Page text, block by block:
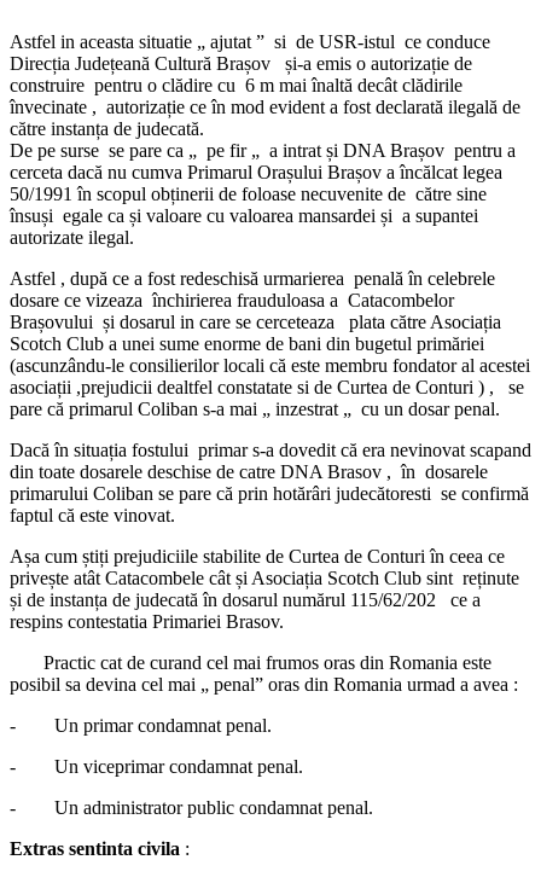
Astfel in aceasta situatie „ ajutat ” si de USR-istul ce conduce
Direcția Județeană Cultură Brașov și-a emis o autorizație de
construire pentru o clădire cu 6 m mai înaltă decât clădirile
învecinate , autorizație ce în mod evident a fost declarată ilegală de
către instanța de judecată.
De pe surse se pare ca „ pe fir „ a intrat și DNA Brașov pentru a
cerceta dacă nu cumva Primarul Orașului Brașov a încălcat legea
50/1991 în scopul obținerii de foloase necuvenite de către sine
însuși egale ca și valoare cu valoarea mansardei și a supantei
autorizate ilegal.
Astfel , după ce a fost redeschisă urmarierea penală în celebrele
dosare ce vizeaza închirierea frauduloasa a Catacombelor
Brașovului și dosarul in care se cerceteaza plata către Asociația
Scotch Club a unei sume enorme de bani din bugetul primăriei
(ascunzându-le consilierilor locali că este membru fondator al acestei
asociații ,prejudicii dealtfel constatate si de Curtea de Conturi ) , se
pare că primarul Coliban s-a mai „ inzestrat „ cu un dosar penal.
Dacă în situația fostului primar s-a dovedit că era nevinovat scapand
din toate dosarele deschise de catre DNA Brasov , în dosarele
primarului Coliban se pare că prin hotărâri judecătoresti se confirmă
faptul că este vinovat.
Așa cum știți prejudiciile stabilite de Curtea de Conturi în ceea ce
privește atât Catacombele cât și Asociația Scotch Club sint reținute
și de instanța de judecată în dosarul numărul 115/62/202 ce a
respins contestatia Primariei Brasov.
Practic cat de curand cel mai frumos oras din Romania este
posibil sa devina cel mai „ penal” oras din Romania urmad a avea :
- Un primar condamnat penal.
- Un viceprimar condamnat penal.
- Un administrator public condamnat penal.
Extras sentinta civila :